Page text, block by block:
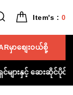
Item's : 0
မှာစျေး၀ယ်စို့
င်များနှင့် ဆ